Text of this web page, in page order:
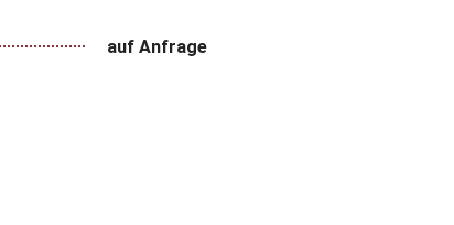
auf Anfrage